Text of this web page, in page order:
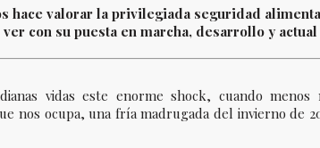
hace valorar la privilegiada seguridad
con su puesta en marcha, desarrollo y
vidas este enorme shock, cuando
nos ocupa, una fría madrugada del invierno de